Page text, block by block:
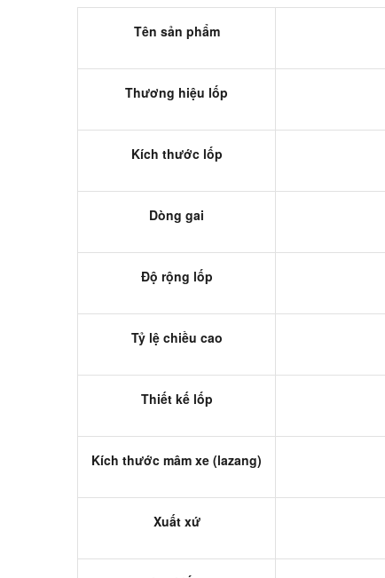
Tên sản phẩm
Thương hiệu lốp
Kích thước lốp
Dòng gai
Độ rộng lốp
Tỷ lệ chiều cao
Thiết kế lốp
Kích thước mâm xe (lazang)
Xuất xứ